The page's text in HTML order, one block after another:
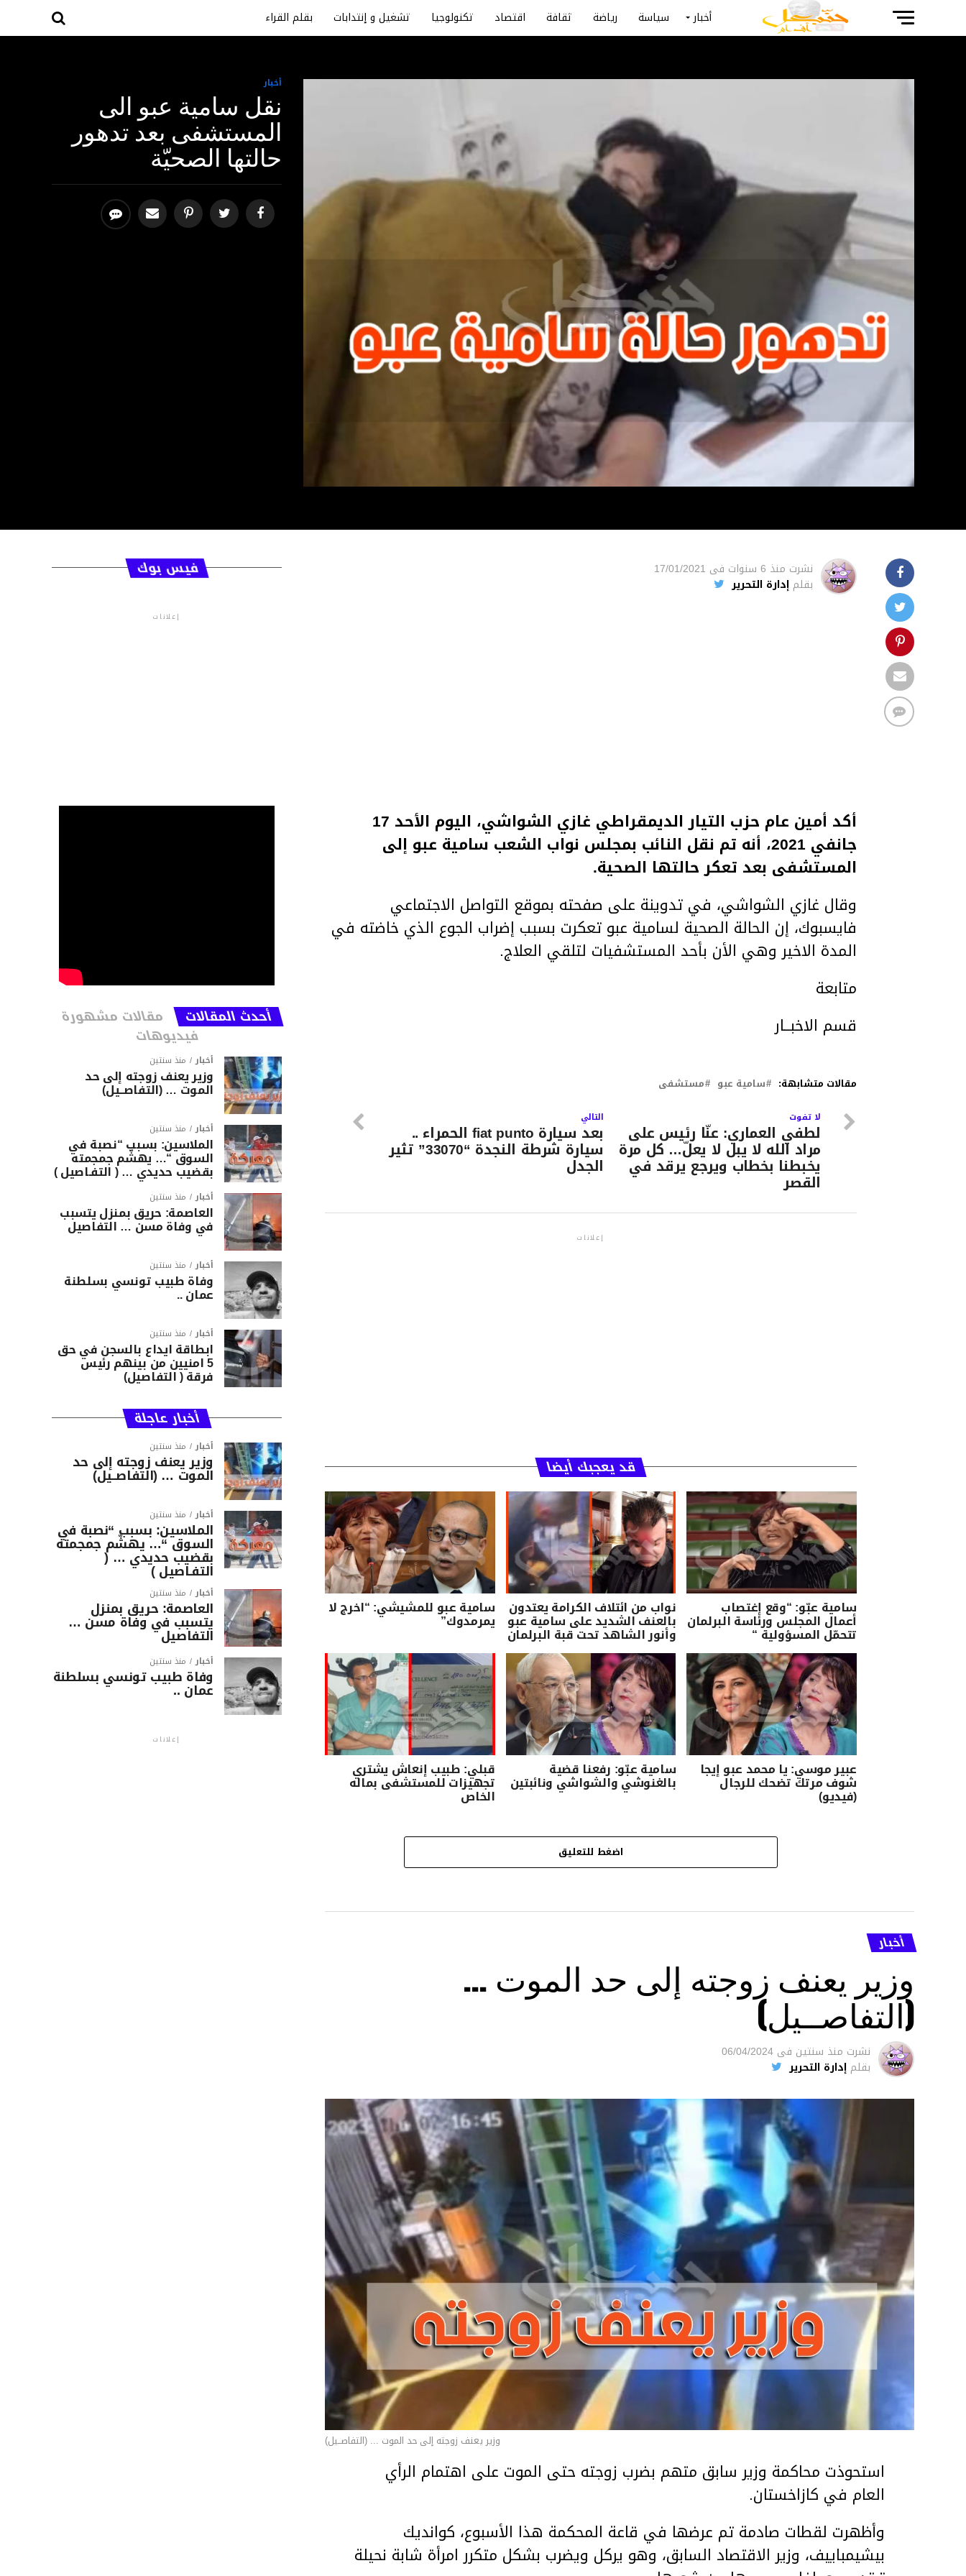
أخبار سياسة رياضة ثقافة اقتصاد تكنولوجيا تشغيل و إنتدابات بقلم القراء
أخبار
نقل سامية عبو الى
المستشفى بعد تدهور
حالتها الصحيّة
نشرت منذ 6 سنوات فى 17/01/2021
بقلم إدارة التحرير
أكد أمين عام حزب التيار الديمقراطي غازي الشواشي، اليوم الأحد 17
جانفي 2021، أنه تم نقل النائب بمجلس نواب الشعب سامية عبو إلى
المستشفى بعد تعكر حالتها الصحية.
وقال غازي الشواشي، في تدوينة على صفحته بموقع التواصل الاجتماعي
فايسبوك، إن الحالة الصحية لسامية عبو تعكرت بسبب إضراب الجوع الذي خاضته في
المدة الاخير وهي الأن بأحد المستشفيات لتلقي العلاج.
متابعة
قسم الاخبــار
مقالات متشابهة: سامية عبو مستشفى
التالي
بعد سيارة fiat punto الحمراء ..
سيارة شرطة النجدة “33070” تثير
الجدل
لا تفوت
لطفي العماري: عنّا رئيس على
مراد الله لا يبل لا يعلّ… كل مرة
يخبطنا بخطاب ويرجع يرقد في
القصر
إعلانات
قد يعجبك أيضا
سامية عبّو: “وقع إغتصاب
أعمال المجلس ورئاسة البرلمان
تتحمّل المسؤولية “
نواب من ائتلاف الكرامة يعتدون
بالعنف الشديد على سامية عبو
وأنور الشاهد تحت قبة البرلمان
سامية عبو للمشيشي: “اخرج لا
يمرمدوك”
عبير موسي: يا محمد عبو إيجا
شوف مرتك تضحك للرجال
(فيديو)
سامية عبّو: رفعنا قضية
بالغنوشي والشواشي ونائبتين
قبلي: طبيب إنعاش يشتري
تجهيزات للمستشفى بماله
الخاص
اضغط للتعليق
أخبار
وزير يعنف زوجته إلى حد الموت …
(التفاصــيل)
نشرت منذ سنتين فى 06/04/2024
بقلم إدارة التحرير
وزير يعنف زوجته إلى حد الموت ... (التفاصــيل)
استحوذت محاكمة وزير سابق متهم بضرب زوجته حتى الموت على اهتمام الرأي
العام في كازاخستان.
وأظهرت لقطات صادمة تم عرضها في قاعة المحكمة هذا الأسبوع، كوانديك
بيشيمباييف، وزير الاقتصاد السابق، وهو يركل ويضرب بشكل متكرر امرأة شابة نحيلة
فيس بوك
إعلانات
أحدث المقالات مقالات مشهورة
فيديوهات
أخبار منذ سنتين
وزير يعنف زوجته إلى حد
الموت … (التفاصــيل)
أخبار منذ سنتين
الملاسين: بسبب “نصبة في
السوق “… يهشّم جمجمته
بقضيب حديدي … ( التفـاصيل )
أخبار منذ سنتين
العاصمة: حريق بمنزل يتسبب
في وفاة مسن … التفاصيل
أخبار منذ سنتين
وفاة طبيب تونسي بسلطنة
عمان ..
أخبار منذ سنتين
ابطاقة ايداع بالسجن في حق
5 امنيين من بينهم رئيس
فرقة ( التفاصيل)
أخبار عاجلة
أخبار منذ سنتين
وزير يعنف زوجته إلى حد
الموت … (التفاصــيل)
أخبار منذ سنتين
الملاسين: بسبب “نصبة في
السوق “… يهشّم جمجمته
بقضيب حديدي … (
التفـاصيل )
أخبار منذ سنتين
العاصمة: حريق بمنزل
يتسبب في وفاة مسن …
التفاصيل
أخبار منذ سنتين
وفاة طبيب تونسي بسلطنة
عمان ..
إعلانات